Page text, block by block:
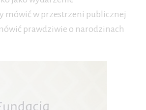
mówić w przestrzeni publicznej
prawdziwie o narodzinach